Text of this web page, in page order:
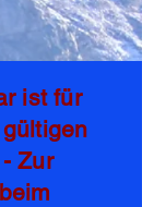
ist für
Zur